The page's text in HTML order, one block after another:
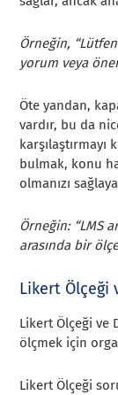
Örneğin,
yorum veya
Öte yandan,
vardır, bu da
karşılaştırmayı
bulmak, konu
olmanızı
Örneğin: “LMS
arasında bir
Likert Ölçeği
Likert Ölçeği ve
ölçmek için
Likert Ölçeği